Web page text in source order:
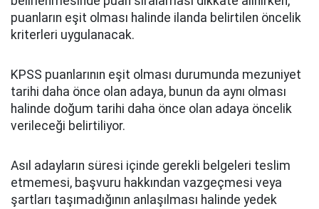
puanların eşit olması halinde ilanda belirtilen öncelik
kriterleri uygulanacak.
KPSS puanlarının eşit olması durumunda mezuniyet
tarihi daha önce olan adaya, bunun da aynı olması
halinde doğum tarihi daha önce olan adaya öncelik
verileceği belirtiliyor.
Asıl adayların süresi içinde gerekli belgeleri teslim
etmemesi, başvuru hakkından vazgeçmesi veya
şartları taşımadığının anlaşılması halinde yedek